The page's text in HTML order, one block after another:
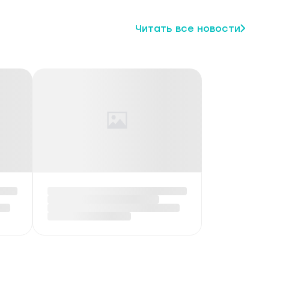
Читать все новости
ФОТО: Пернатые
жители Березинского